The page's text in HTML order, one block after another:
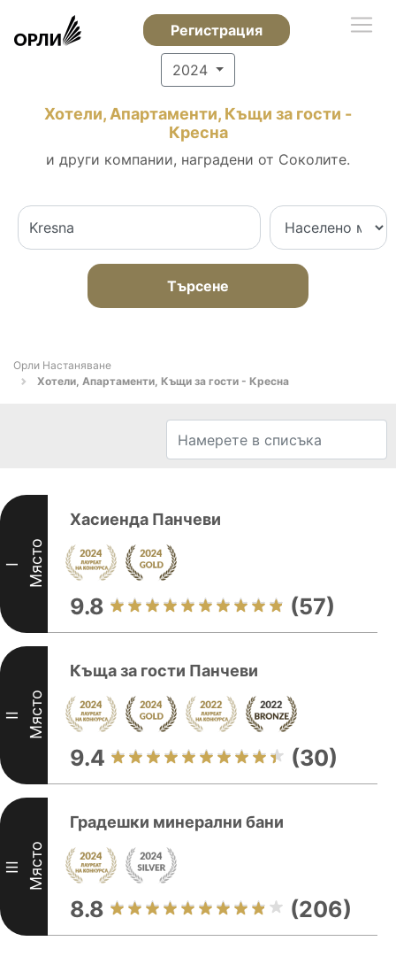
Регистрация
2024
Хотели, Апартаменти, Къщи за гости -
Кресна
и други компании, наградени от Соколите.
Търсене
Орли Настаняване
Хотели, Апартаменти, Къщи за гости - Кресна
I Място
Хасиенда Панчеви
9.8 (57)
II Място
Къща за гости Панчеви
9.4 (30)
III Място
Градешки минерални бани
8.8 (206)